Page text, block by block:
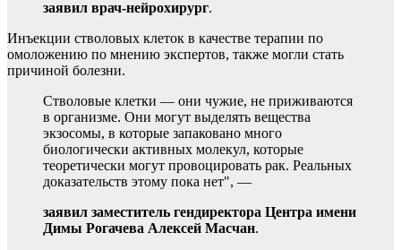
заявил врач-нейрохирург.
Инъекции стволовых клеток в качестве терапии по
омоложению по мнению экспертов, также могли стать
причиной болезни.
Стволовые клетки — они чужие, не приживаются
в организме. Они могут выделять вещества
экзосомы, в которые запаковано много
биологически активных молекул, которые
теоретически могут провоцировать рак. Реальных
доказательств этому пока нет", —
заявил заместитель гендиректора Центра имени
Димы Рогачева Алексей Масчан.